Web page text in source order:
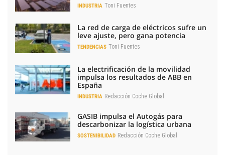
INDUSTRIA Toni Fuentes
La red de carga de eléctricos sufre un
leve ajuste, pero gana potencia
TENDENCIAS Toni Fuentes
La electrificación de la movilidad
impulsa los resultados de ABB en
España
INDUSTRIA Redacción Coche Global
GASIB impulsa el Autogás para
descarbonizar la logística urbana
SOSTENIBILIDAD Redacción Coche Global